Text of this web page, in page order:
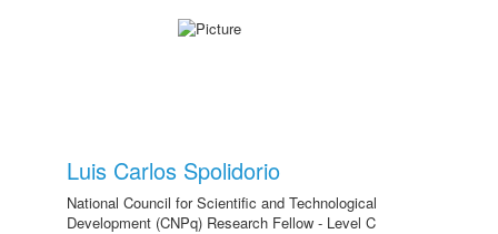
Luis Carlos Spolidorio
National Council for Scientific and Technological
Development (CNPq) Research Fellow - Level C